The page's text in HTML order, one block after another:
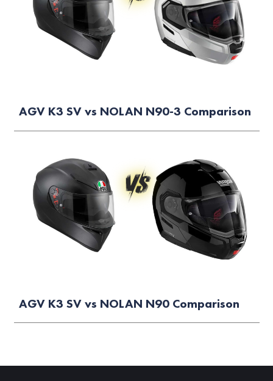
AGV K3 SV vs NOLAN N90-3 Comparison
AGV K3 SV vs NOLAN N90 Comparison